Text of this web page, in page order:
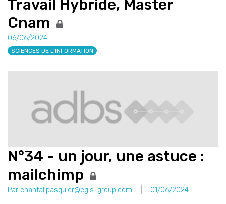
Travail Hybride, Master
Cnam
06/06/2024
SCIENCES DE L'INFORMATION
N°34 - un jour, une astuce :
mailchimp
Par chantal.pasquier@egis-group.com 01/06/2024